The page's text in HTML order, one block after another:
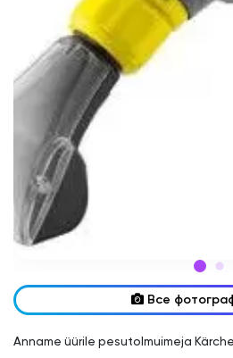
Anname üürile pesutolmuimeja